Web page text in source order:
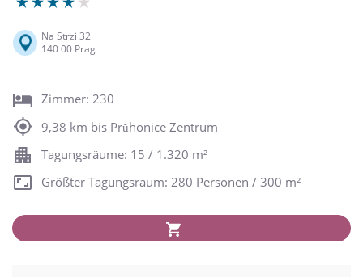
Na Strzi 32
140 00 Prag
Zimmer: 230
9,38 km bis Prŭhonice Zentrum
Tagungsräume: 15 / 1.320 m²
Größter Tagungsraum: 280 Personen / 300 m²